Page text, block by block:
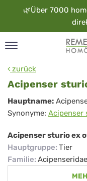
🌿Über 7000
zurück
Acipenser
Acipenser
sturio
ex
ovis
Hauptname:
Synonyme: Acipenser
Acipenser sturio ex
Hauptgruppe: Tier
Familie: